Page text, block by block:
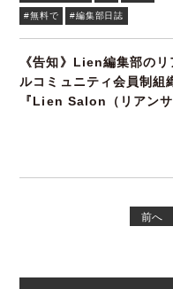
#無料で #編集部日誌
《告知》Lien編集部のリ
ルコミュニティ会員制組
『Lien Salon（リアン
前へ